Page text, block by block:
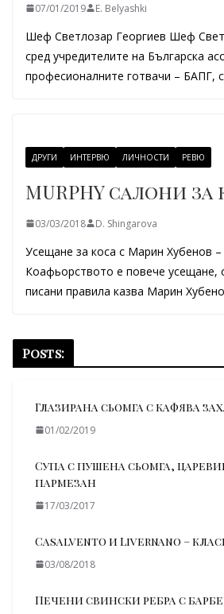
07/01/2019 E. Belyashki
Шеф Светлозар Георгиев Шеф
сред учредителите на Българска
професионалните готвачи – БАПГ,
ДРУГИ ИНТЕРВЮ ЛИЧНОСТИ РЕВЮ
MURPHY салони за
03/03/2018 D. Shingarova
Усещане за коса с Марин Хубенов
Коафьорството е повече усещане,
писани правила казва Марин
Posts:
Глазирана сьомга с кафява
01/02/2019
Супа с пушена сьомга,
пармезан
17/03/2017
Casalvento и Livernano –
03/08/2018
Печени свински ребра с